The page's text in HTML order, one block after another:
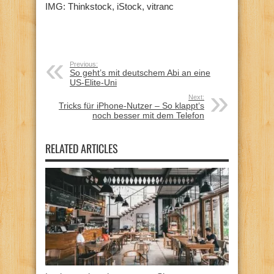
IMG: Thinkstock, iStock, vitranc
Previous:
So geht’s mit deutschem Abi an eine
US-Elite-Uni
Next:
Tricks für iPhone-Nutzer – So klappt‘s
noch besser mit dem Telefon
RELATED ARTICLES